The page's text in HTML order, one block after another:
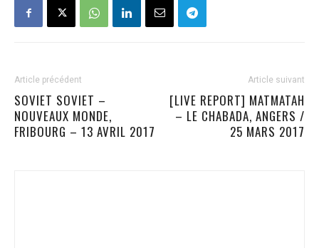
Article précédent
SOVIET SOVIET –
NOUVEAUX MONDE,
FRIBOURG – 13 AVRIL 2017
Article suivant
[LIVE REPORT] MATMATAH
– LE CHABADA, ANGERS /
25 MARS 2017